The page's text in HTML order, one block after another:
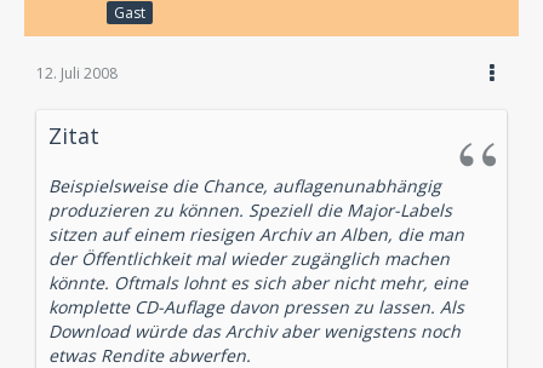
Gast
12. Juli 2008
Zitat
Beispielsweise die Chance, auflagenunabhängig
produzieren zu können. Speziell die Major-Labels
sitzen auf einem riesigen Archiv an Alben, die man
der Öffentlichkeit mal wieder zugänglich machen
könnte. Oftmals lohnt es sich aber nicht mehr, eine
komplette CD-Auflage davon pressen zu lassen. Als
Download würde das Archiv aber wenigstens noch
etwas Rendite abwerfen.